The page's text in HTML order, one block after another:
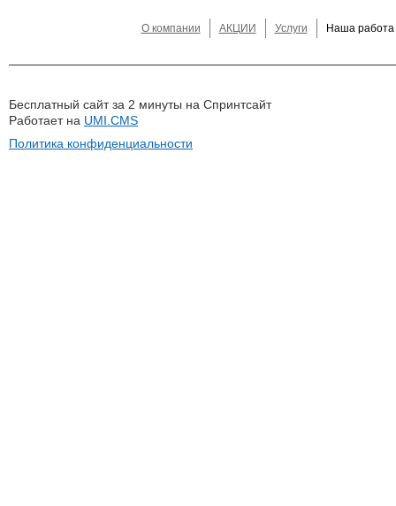
О компании АКЦИИ Услуги Наша работа
Бесплатный сайт за 2 минуты на Спринтсайт
Работает на UMI.CMS
Политика конфиденциальности